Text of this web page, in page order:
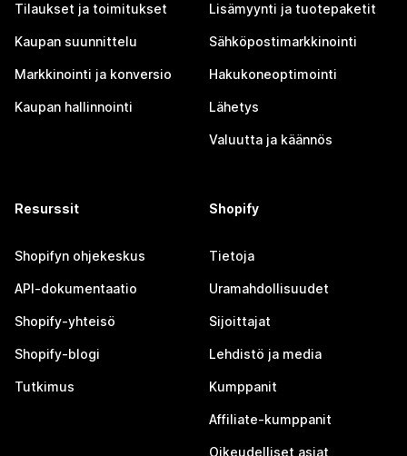
Tilaukset ja toimitukset
Kaupan suunnittelu
Markkinointi ja konversio
Kaupan hallinnointi
Lisämyynti ja tuotepaketit
Sähköpostimarkkinointi
Hakukoneoptimointi
Lähetys
Valuutta ja käännös
Resurssit
Shopifyn ohjekeskus
API-dokumentaatio
Shopify-yhteisö
Shopify-blogi
Tutkimus
Shopify
Tietoja
Uramahdollisuudet
Sijoittajat
Lehdistö ja media
Kumppanit
Affiliate-kumppanit
Oikeudelliset asiat